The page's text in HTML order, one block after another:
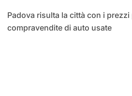
Padova risulta la città con i prezzi più alti nelle
compravendite di auto usate